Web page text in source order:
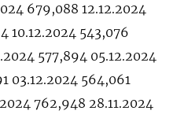
679,088 12.12.2024
10.12.2024 543,076
577,894 05.12.2024
03.12.2024 564,061
762,948 28.11.2024